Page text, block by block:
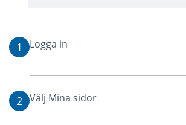
1 Logga in
2 Välj Mina sidor